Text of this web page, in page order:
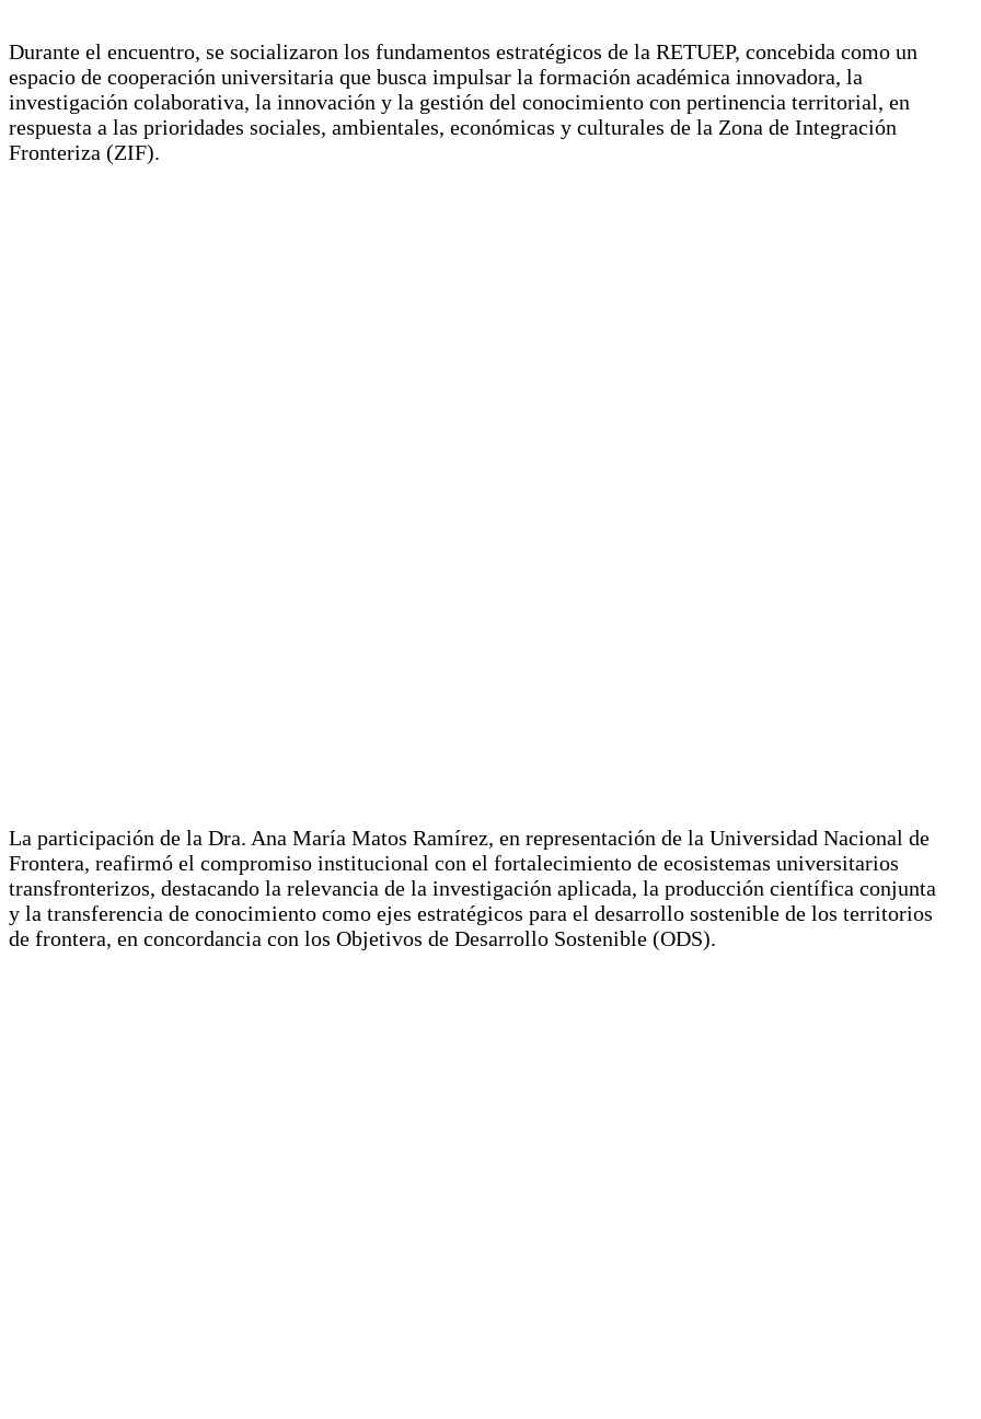
Durante el encuentro, se socializaron los fundamentos estratégicos de la RETUEP, concebida como un
espacio de cooperación universitaria que busca impulsar la formación académica innovadora, la
investigación colaborativa, la innovación y la gestión del conocimiento con pertinencia territorial, en
respuesta a las prioridades sociales, ambientales, económicas y culturales de la Zona de Integración
Fronteriza (ZIF).
La participación de la Dra. Ana María Matos Ramírez, en representación de la Universidad Nacional de
Frontera, reafirmó el compromiso institucional con el fortalecimiento de ecosistemas universitarios
transfronterizos, destacando la relevancia de la investigación aplicada, la producción científica conjunta
y la transferencia de conocimiento como ejes estratégicos para el desarrollo sostenible de los territorios
de frontera, en concordancia con los Objetivos de Desarrollo Sostenible (ODS).